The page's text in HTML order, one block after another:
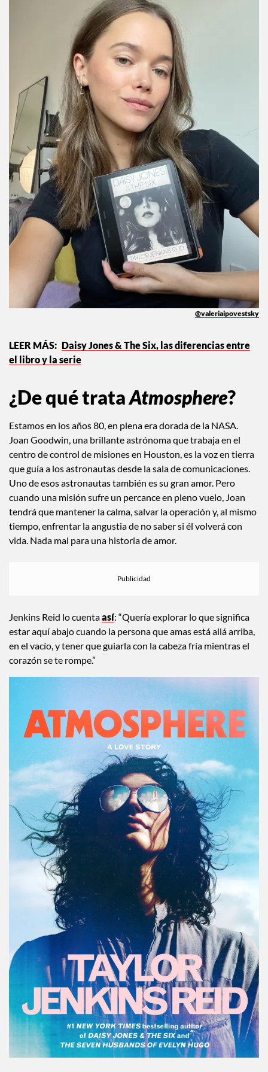
@valeriaipovestsky
Daisy Jones & The Six, las diferencias entre
el libro y la serie
¿De qué trataAtmosphere?
Estamos en los años 80, en plena era dorada de la NASA.
Joan Goodwin, una brillante astrónoma que trabaja en el
centro de control de misiones en Houston, es la voz en tierra
que guía a los astronautas desde la sala de comunicaciones.
Uno de esos astronautas también es su gran amor. Pero
cuando una misión sufre un percance en pleno vuelo, Joan
tendrá que mantener la calma, salvar la operación y, al mismo
tiempo, enfrentar la angustia de no saber si él volverá con
vida. Nada mal para una historia de amor.
Jenkins Reid lo cuentaasí: “Quería explorar lo que significa
estar aquí abajo cuando la persona que amas está allá arriba,
en el vacío, y tener que guiarla con la cabeza fría mientras el
corazón se te rompe.”